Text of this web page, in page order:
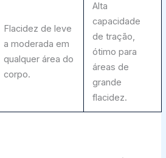
Flacidez de leve
a moderada em
qualquer área do
corpo.
Alta
capacidade
de tração,
ótimo para
áreas de
grande
flacidez.